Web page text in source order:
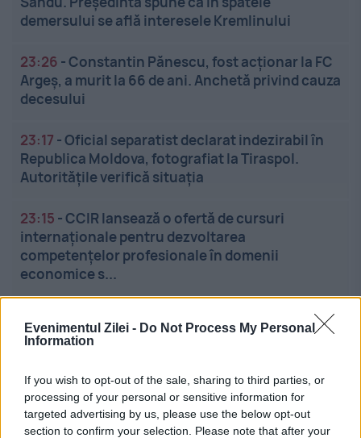
Evenimentul Zilei - Do Not Process My Personal
Information
If you wish to opt-out of the sale, sharing to third parties, or
processing of your personal or sensitive information for
targeted advertising by us, please use the below opt-out
section to confirm your selection. Please note that after your
demersului se află interesele Kremlinului
23:26 -Constantin Pănescu, fost acționar la FC
Argeș, a murit la 66 de ani. Anchetă privind cauza
decesului
23:17 -Oficial separatist declarat indezirabil în
Republica Moldova, fotografiat la Tiraspol.
Autoritățile verifică situația
23:15 -CCIR lansează o ofertă de cursuri
internaționale pentru dezvoltarea
competențelor profesionale în domenii
economice s...
Lovitură pentru giganții aerieni: Taxele
ascunse pentru bagaje și check-in au fost